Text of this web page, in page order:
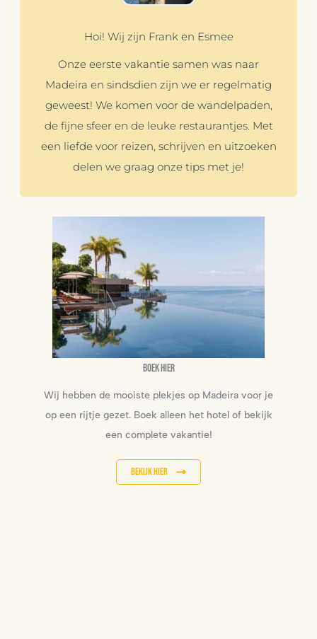
Hoi! Wij zijn Frank en Esmee
Onze eerste vakantie samen was naar
Madeira en sindsdien zijn we er regelmatig
geweest! We komen voor de wandelpaden,
de fijne sfeer en de leuke restaurantjes. Met
een liefde voor reizen, schrijven en uitzoeken
delen we graag onze tips met je!
Boek hier
Wij hebben de mooiste plekjes op Madeira voor je
op een rijtje gezet. Boek alleen het hotel of bekijk
een complete vakantie!
Bekijk hier